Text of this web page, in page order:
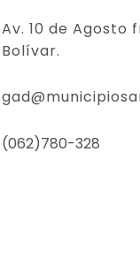
Av. 10 de Agosto
Bolívar.
(062)780-328